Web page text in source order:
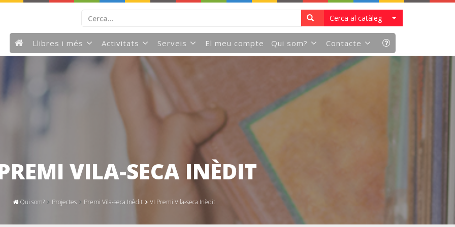
Cerca al catàleg
Llibres i més Activitats Serveis El meu compte Qui som? Contacte
VILA-SECA INÈDIT
Qui som? Projectes Premi Vila-seca Inèdit VI Premi Vila-seca Inèdit